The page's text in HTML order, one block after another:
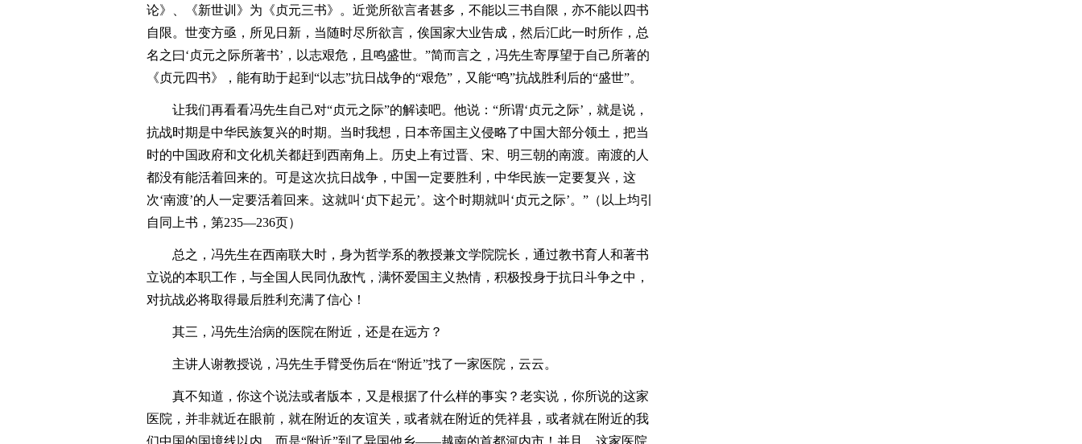
论》、《新世训》为《贞元三书》。近觉所欲言者甚多，不能以三书自限，亦不能以四书
自限。世变方亟，所见日新，当随时尽所欲言，俟国家大业告成，然后汇此一时所作，总
名之曰‘贞元之际所著书’，以志艰危，且鸣盛世。”简而言之，冯先生寄厚望于自己所著的
《贞元四书》，能有助于起到“以志”抗日战争的“艰危”，又能“鸣”抗战胜利后的“盛世”。
让我们再看看冯先生自己对“贞元之际”的解读吧。他说：“所谓‘贞元之际’，就是说，
抗战时期是中华民族复兴的时期。当时我想，日本帝国主义侵略了中国大部分领土，把当
时的中国政府和文化机关都赶到西南角上。历史上有过晋、宋、明三朝的南渡。南渡的人
都没有能活着回来的。可是这次抗日战争，中国一定要胜利，中华民族一定要复兴，这
次‘南渡’的人一定要活着回来。这就叫‘贞下起元’。这个时期就叫‘贞元之际’。”（以上均引
自同上书，第235―236页）
总之，冯先生在西南联大时，身为哲学系的教授兼文学院院长，通过教书育人和著书
立说的本职工作，与全国人民同仇敌忾，满怀爱国主义热情，积极投身于抗日斗争之中，
对抗战必将取得最后胜利充满了信心！
其三，冯先生治病的医院在附近，还是在远方？
主讲人谢教授说，冯先生手臂受伤后在“附近”找了一家医院，云云。
真不知道，你这个说法或者版本，又是根据了什么样的事实？老实说，你所说的这家
医院，并非就近在眼前，就在附近的友谊关，或者就在附近的凭祥县，或者就在附近的我
们中国的国境线以内，而是“附近”到了异国他乡――越南的首都河内市！并且，这家医院